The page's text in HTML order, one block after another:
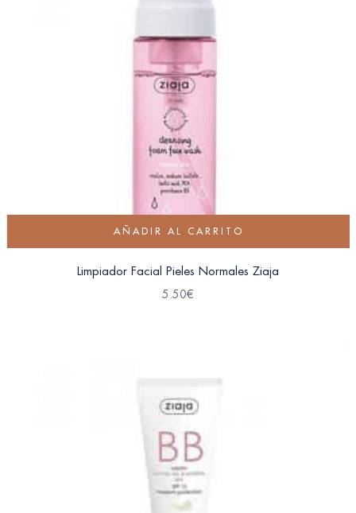
AÑADIR AL CARRITO
Limpiador Facial Pieles Normales Ziaja
5.50€